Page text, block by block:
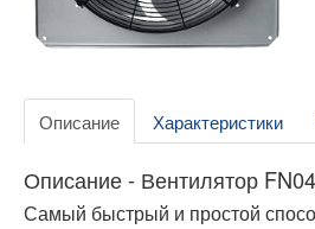
Описание Характеристики
Описание - Вентилятор
Самый быстрый и простой